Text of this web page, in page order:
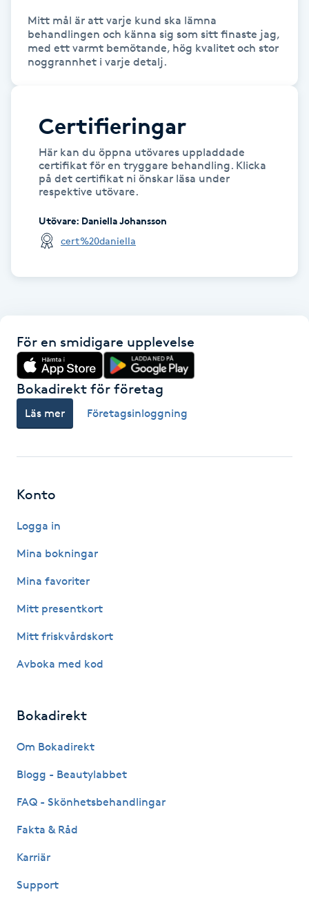
Hot yoga
Hudföryngring
Hyaluronsyra
Hyperhidros
Hårbottenbehandling
Hårförlängning
Hårvård
Hälsa
Hälsprickor
Idrottsmassage
IPL
IR-massage
Japansk massage
K
K18
Kemisk peeling
Keratinbehandling
Mitt mål är att varje kund ska lämna
behandlingen och känna sig som sitt finaste jag,
med ett varmt bemötande, hög kvalitet och stor
noggrannhet i varje detalj.
Certifieringar
Här kan du öppna utövares uppladdade
certifikat för en tryggare behandling. Klicka
på det certifikat ni önskar läsa under
respektive utövare.
Utövare: Daniella Johansson
cert%20daniella
För en smidigare upplevelse
Bokadirekt för företag
Läs mer Företagsinloggning
Konto
Logga in
Mina bokningar
Mina favoriter
Mitt presentkort
Mitt friskvårdskort
Avboka med kod
Bokadirekt
Om Bokadirekt
Blogg - Beautylabbet
FAQ - Skönhetsbehandlingar
Fakta & Råd
Karriär
Support